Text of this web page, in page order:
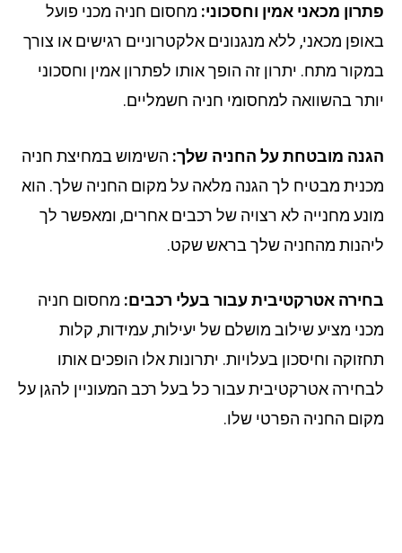
מכאני אמין וחסכוני:מחסום חניה מכני פועל
מכאני, ללא מנגנונים אלקטרוניים רגישים או צורך
מתח. יתרון זה הופך אותו לפתרון אמין וחסכוני
בהשוואה למחסומי חניה חשמליים.
מובטחת על החניה שלך:השימוש במחיצת חניה
מבטיח לך הגנה מלאה על מקום החניה שלך. הוא
מחנייה לא רצויה של רכבים אחרים, ומאפשר לך
מהחניה שלך בראש שקט.
אטרקטיבית עבור בעלי רכבים:מחסום חניה
מציע שילוב מושלם של יעילות, עמידות, קלות
וחיסכון בעלויות. יתרונות אלו הופכים אותו
אטרקטיבית עבור כל בעל רכב המעוניין להגן על
החניה הפרטי שלו.